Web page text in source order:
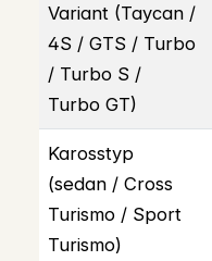
Variant (Taycan /
4S / GTS / Turbo
/ Turbo S /
Turbo GT)
Karosstyp
(sedan / Cross
Turismo / Sport
Turismo)